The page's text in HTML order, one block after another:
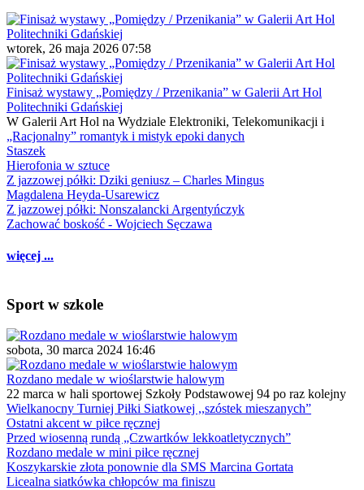
wtorek, 26 maja 2026 07:58
Finisaż wystawy „Pomiędzy / Przenikania” w Galerii Art Hol
Politechniki Gdańskiej
W Galerii Art Hol na Wydziale Elektroniki, Telekomunikacji i
„Racjonalny” romantyk i mistyk epoki danych
Staszek
Hierofonia w sztuce
Z jazzowej półki: Dziki geniusz – Charles Mingus
Magdalena Heyda-Usarewicz
Z jazzowej półki: Nonszalancki Argentyńczyk
Zachować boskość - Wojciech Sęczawa
więcej ...
Sport w szkole
sobota, 30 marca 2024 16:46
Rozdano medale w wioślarstwie halowym
22 marca w hali sportowej Szkoły Podstawowej 94 po raz kolejny
Wielkanocny Turniej Piłki Siatkowej ,,szóstek mieszanych”
Ostatni akcent w piłce ręcznej
Przed wiosenną rundą „Czwartków lekkoatletycznych”
Rozdano medale w mini piłce ręcznej
Koszykarskie złota ponownie dla SMS Marcina Gortata
Licealna siatkówka chłopców ma finiszu